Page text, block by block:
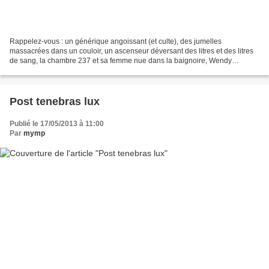
Rappelez-vous : un générique angoissant (et culte), des jumelles
massacrées dans un couloir, un ascenseur déversant des litres et des litres
de sang, la chambre 237 et sa femme nue dans la baignoire, Wendy
Post tenebras lux
Publié le 17/05/2013 à 11:00
Par mymp